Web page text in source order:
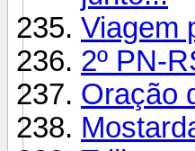
Viagem
2º PN-
Oração